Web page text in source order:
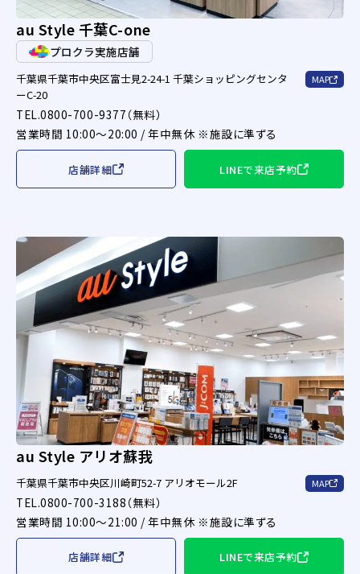
au Style 千葉C-one
プロクラ実施店舗
千葉県千葉市中央区富士見2-24-1 千葉ショッピングセンタ
ーC-20
MAP
TEL.0800-700-9377（無料）
営業時間 10:00～20:00 / 年中無休 ※施設に準ずる
店舗詳細 LINEで来店予約
au Style アリオ蘇我
千葉県千葉市中央区川崎町52-7 アリオモール2F MAP
TEL.0800-700-3188（無料）
営業時間 10:00～21:00 / 年中無休 ※施設に準ずる
店舗詳細 LINEで来店予約